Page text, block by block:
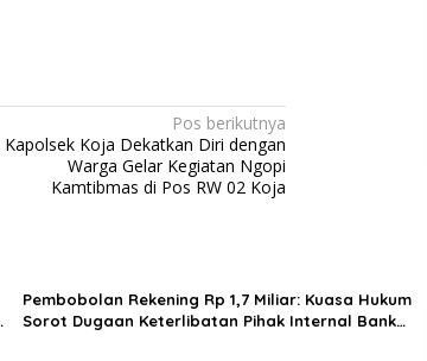
Pos berikutnya
Kapolsek Koja Dekatkan Diri dengan
Warga Gelar Kegiatan Ngopi
Kamtibmas di Pos RW 02 Koja
Pembobolan Rekening Rp 1,7 Miliar: Kuasa Hukum
Sorot Dugaan Keterlibatan Pihak Internal Bank